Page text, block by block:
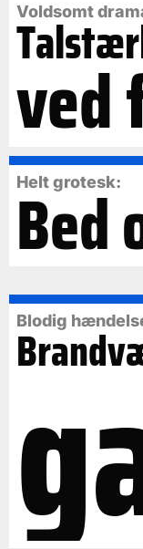
Voldsomt
ved
Helt grotesk:
Bed
Blodig